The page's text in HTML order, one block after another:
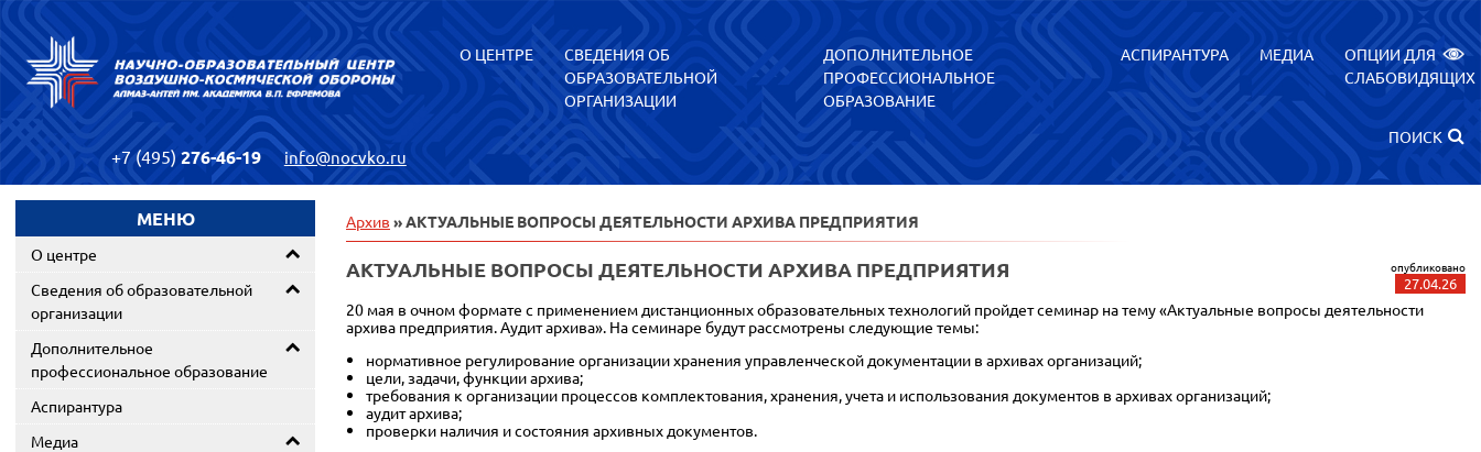
О ЦЕНТРЕ
СВЕДЕНИЯ ОБ
ОБРАЗОВАТЕЛЬНОЙ
ОРГАНИЗАЦИИ
ДОПОЛНИТЕЛЬНОЕ
ПРОФЕССИОНАЛЬНОЕ
ОБРАЗОВАНИЕ
АСПИРАНТУРА МЕДИА
ОПЦИИ ДЛЯ
СЛАБОВИДЯЩИХ
ПОИСК
+7 (495) 276-46-19 info@nocvko.ru
МЕНЮ
О центре
Сведения об образовательной
организации
Дополнительное
профессиональное образование
Аспирантура
Медиа
Архив » АКТУАЛЬНЫЕ ВОПРОСЫ ДЕЯТЕЛЬНОСТИ АРХИВА ПРЕДПРИЯТИЯ
АКТУАЛЬНЫЕ ВОПРОСЫ ДЕЯТЕЛЬНОСТИ АРХИВА ПРЕДПРИЯТИЯ опубликовано
27.04.26
20 мая в очном формате с применением дистанционных образовательных технологий пройдет семинар на тему «Актуальные вопросы деятельности
архива предприятия. Аудит архива». На семинаре будут рассмотрены следующие темы:
нормативное регулирование организации хранения управленческой документации в архивах организаций;
цели, задачи, функции архива;
требования к организации процессов комплектования, хранения, учета и использования документов в архивах организаций;
аудит архива;
проверки наличия и состояния архивных документов.